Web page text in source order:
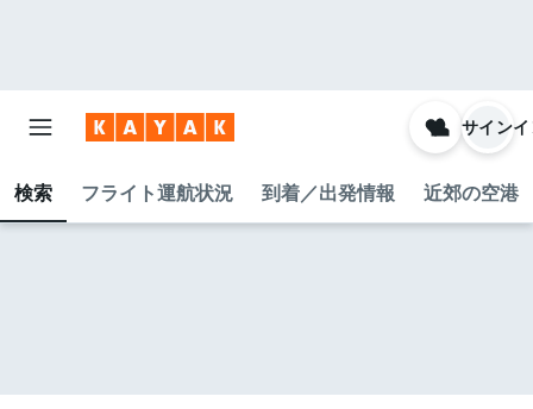
検索 フライト運航状況 到着／出発情報 近郊の空港
サイン